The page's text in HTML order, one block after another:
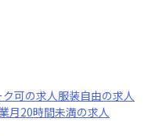
ク可の求人服装自由の求人
月20時間未満の求人